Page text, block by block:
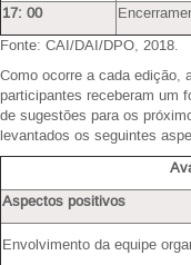
17: 00
Fonte: CAI/DAI/DPO, 2018.
Como ocorre a cada edição,
participantes receberam um
de sugestões para os
levantados os seguintes
Aspectos positivos
Envolvimento da equipe